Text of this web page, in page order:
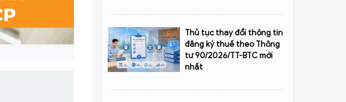
Thủ tục thay đổi thông tin
đăng ký thuế theo Thông
tư 90/2026/TT-BTC mới
nhất